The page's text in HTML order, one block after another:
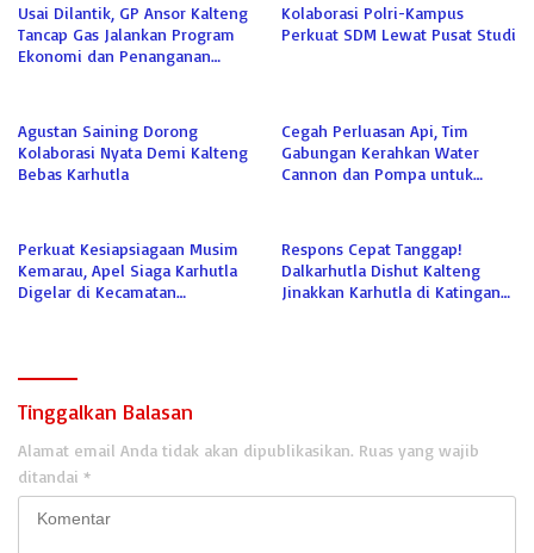
Usai Dilantik, GP Ansor Kalteng
Tancap Gas Jalankan Program
Ekonomi dan Penanganan
Kolaborasi Polri-Kampus
Perkuat SDM Lewat Pusat Studi
Agustan Saining Dorong
Kolaborasi Nyata Demi Kalteng
Bebas Karhutla
Cegah Perluasan Api, Tim
Gabungan Kerahkan Water
Cannon dan Pompa untuk
Perkuat Kesiapsiagaan Musim
Kemarau, Apel Siaga Karhutla
Digelar di Kecamatan
Respons Cepat Tanggap!
Dalkarhutla Dishut Kalteng
Jinakkan Karhutla di Katingan
Tinggalkan Balasan
Alamat email Anda tidak akan dipublikasikan. Ruas yang wajib
ditandai *